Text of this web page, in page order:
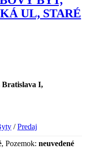
UL, STARÉ
Bratislava I,
/Predaj
, Pozemok: neuvedené